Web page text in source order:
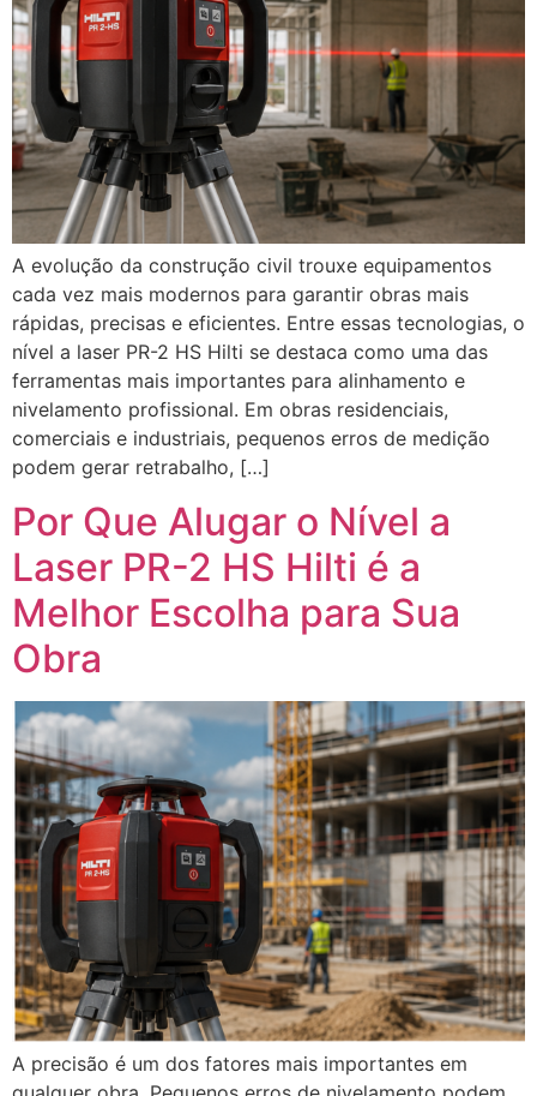
A evolução da construção civil trouxe equipamentos
cada vez mais modernos para garantir obras mais
rápidas, precisas e eficientes. Entre essas tecnologias, o
nível a laser PR-2 HS Hilti se destaca como uma das
ferramentas mais importantes para alinhamento e
nivelamento profissional. Em obras residenciais,
comerciais e industriais, pequenos erros de medição
podem gerar retrabalho, […]
Por Que Alugar o Nível a
Laser PR-2 HS Hilti é a
Melhor Escolha para Sua
Obra
A precisão é um dos fatores mais importantes em